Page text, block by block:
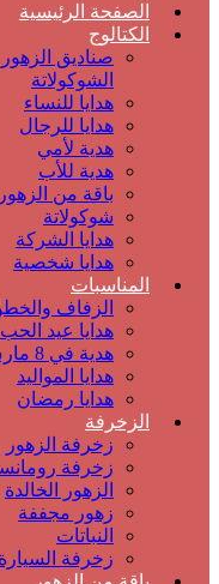
الصفحة الرئيسية
الكتالوج
صناديق
الشوكولاتة
هدايا للنساء
هدايا للرجال
هدية لأمي
هدية للأب
باقة من الزهور
شوكولاتة
هدايا الشركة
هدايا شخصية
المناسبات
الزفاف
هدايا عيد الحب
هدية في 8 مارس
هدايا المواليد
هدايا رمضان
الزخرفة
زخرفة الزهور
زخرفة
الزهور الخالدة
زهور مجففة
النباتات
زخرفة السيارة